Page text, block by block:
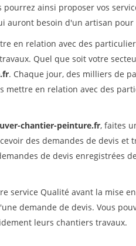
ainsi proposer vos
auront besoin d'un artisan
en relation avec des
Quel que soit votre
. Chaque jour, des milliers de
mettre en relation avec des
chantier-peinture.fr, faites
des demandes de devis et
de devis enregistrées
service Qualité avant la mise
demande de devis. Vous
leurs chantiers travaux.